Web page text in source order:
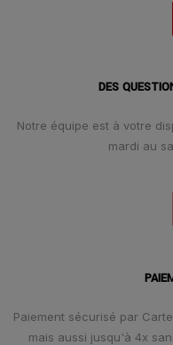
DES
Notre équipe est à votre
mardi au
Paiement sécurisé par
mais aussi jusqu'à 4x